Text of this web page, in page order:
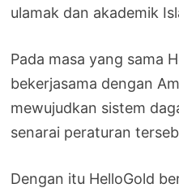
ulamak dan akademik
Pada masa yang sama
bekerjasama dengan
mewujudkan sistem
senarai peraturan
Dengan itu HelloGold